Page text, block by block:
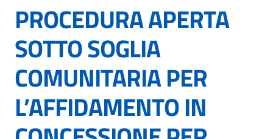
PROCEDURA APERTA
SOTTO SOGLIA
COMUNITARIA PER
L’AFFIDAMENTO IN